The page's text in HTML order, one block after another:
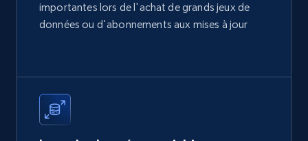
Account id, Nickname, Biography, Awg
engagement rate, Comment engagement rate,
Social media
importantes lors de l'achat de grands jeux de
données ou d'abonnements aux mises à jour